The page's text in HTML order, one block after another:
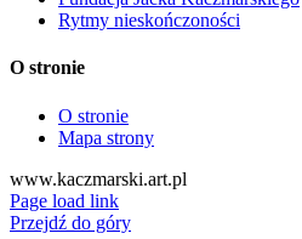
Rytmy nieskończoności
O stronie
O stronie
Mapa strony
www.kaczmarski.art.pl
Page load link
Przejdź do góry